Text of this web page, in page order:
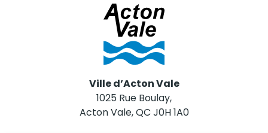
Ville d’Acton Vale
1025 Rue Boulay,
Acton Vale, QC J0H 1A0